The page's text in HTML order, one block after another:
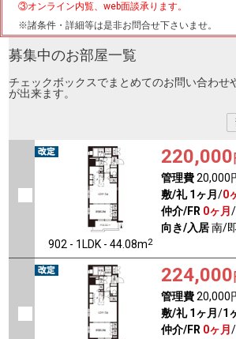
③オンライン内覧、web面談承ります。
※諸条件・詳細等は是非お問合せ下さいませ。
募集中のお部屋一覧
チェックボックスでまとめてのお問い合わせ
が出来ます。
902 - 1LDK - 44.08m2
220,000
管理費20,000
敷/礼 1ヶ月 /0
仲介/FR 0ヶ月 /
向き/入居南/
224,000
管理費20,000
敷/礼 1ヶ月 /1
仲介/FR 0ヶ月 /